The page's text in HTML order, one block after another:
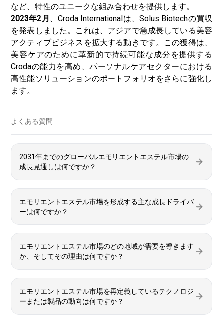
など、特性のユニークな組み合わせを提供します。
2023年2月 、Croda Internationalは、Solus Biotechの買収
を発表しました。これは、アジアで急成長している美容
アクティブビジネスを拡大する動きです。この獲得は、
美容ケアのために革新的で持続可能な成分を提供する
Crodaの能力を高め、パーソナルケアセクターにおける
高性能ソリューションのポートフォリオをさらに強化し
ます。
よくある質問
2031年までのグローバルエモリエントエステル市場の
成長見通しは何ですか？
エモリエントエステル市場を形成する主な成長ドライバ
ーは何ですか？
エモリエントエステル市場のどの地域が需要を導きます
か、そしてその理由は何ですか？
エモリエントエステル市場を再定義しているテクノロジ
ーまたは製品の動向は何ですか？